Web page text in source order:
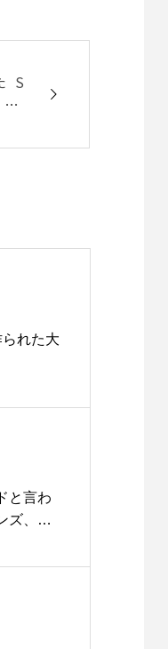
S
れた大
と言わ
ズ、メ
大の特
型靴下